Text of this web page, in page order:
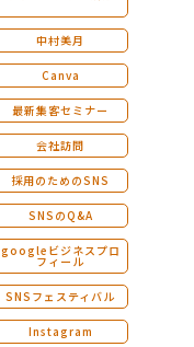
中村美月
Canva
最新集客セミナー
会社訪問
採用のためのSNS
SNSのQ&A
googleビジネスプロ
フィール
SNSフェスティバル
Instagram